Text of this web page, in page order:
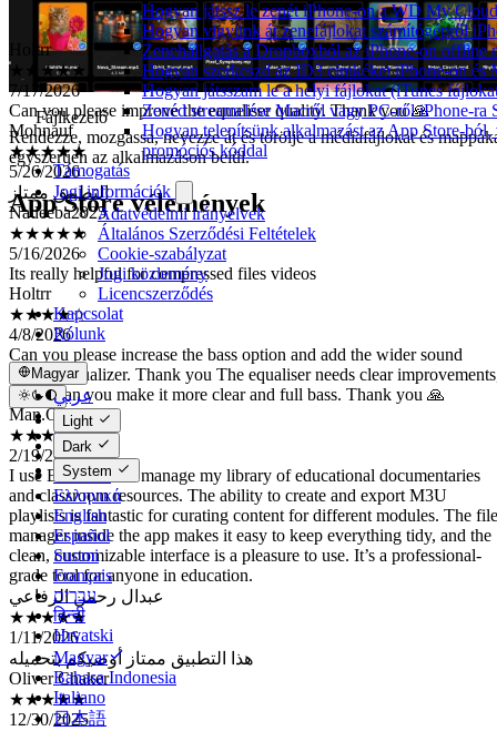
Hogyan játssz le zenét iPhone-on a WD My
Hogyan vigyünk át zenefájlokat számítógépről
Zenehallgatás a Dropboxból az iPhone-on offline
Hogyan szerkeszd az ID3 címkéket iPhone-on és
Hogyan játsszam le a helyi fájlokat (iTunes
Zenéd streamelése Macről vagy PC-ről iPhone-ra
Hogyan telepítsünk alkalmazást az App Store-
promóciós kóddal
Támogatás
Jogi információk
Adatvédelmi irányelvek
Általános Szerződési Feltételek
Cookie-szabályzat
Jogi közlemény
Licencszerződés
Kapcsolat
Rólunk
Magyar
عربي
Català
Čeština
Dansk
Deutsch
Ελληνικά
English
Español
Suomi
Français
עברית
हिन्दी
Hrvatski
Magyar
Bahasa Indonesia
Italiano
日本語
Light
Dark
System
Fájlkezelő
Rendezze, mozgassa, nevezze át és törölje a médiafájlokat és
egyszerűen az alkalmazáson belül.
App Store vélemények
Holtrr
★★★★★
7/17/2026
Can you please improve the equaliser quality. Thank you 🙏
Mohnauf
★★★★★
5/26/2026
التطبيق ممتاز
Nadeeba2025
★★★★★
5/16/2026
Its really helpful for compressed files videos
Holtrr
★★★★☆
4/8/2026
Can you please increase the bass option and add the wider sound
option virtualizer. Thank you The equaliser needs clear
please can you make it more clear and full bass. Thank you 🙏
Man.Osm
★★★★★
2/19/2026
I use Evervideo to manage my library of educational documentaries
and classroom resources. The ability to create and export M3U
playlists is fantastic for curating content for different modules. The file
manager inside the app makes it easy to keep everything tidy, and the
clean, customizable interface is a pleasure to use. It’s a professional-
grade tool for anyone in education.
عبدال رحمن الرفاعي
★★★★★
1/11/2026
هذا التطبيق ممتاز أوصيكم بتحميله
Oliver Chaker
★★★★★
12/30/2025
It needs liquid glass (iOS 26)
シーマロバ